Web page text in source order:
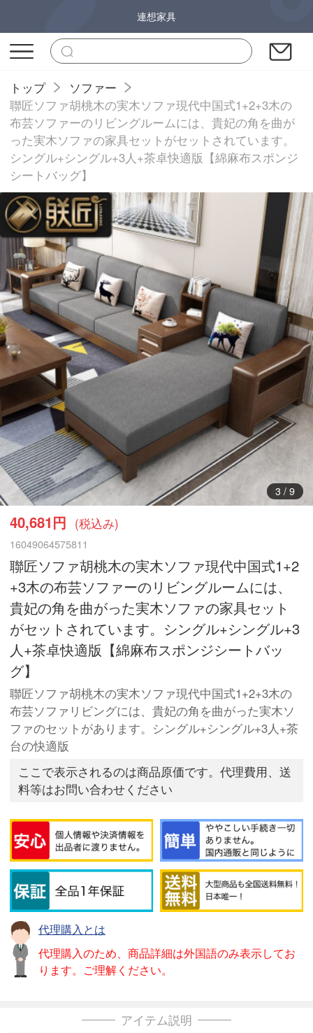
連想家具
トップ
ソファー
聯匠ソファ胡桃木の実木ソファ現代中国式1+2+3木の
布芸ソファーのリビングルームには、貴妃の角を曲が
った実木ソファの家具セットがセットされています。
シングル+シングル+3人+茶卓快適版【綿麻布スポンジ
シートバッグ】
4/ 9
40,681円 (税込み)
16049064575811
聯匠ソファ胡桃木の実木ソファ現代中国式1+2
+3木の布芸ソファーのリビングルームには、
貴妃の角を曲がった実木ソファの家具セット
がセットされています。シングル+シングル+3
人+茶卓快適版【綿麻布スポンジシートバッ
グ】
聯匠ソファ胡桃木の実木ソファ現代中国式1+2+3木の
布芸ソファリビングには、貴妃の角を曲がった実木ソ
ファのセットがあります。シングル+シングル+3人+茶
台の快適版
ここで表示されるのは商品原価です。代理費用、送
料等はお問い合わせください
代理購入とは
代理購入のため、商品詳細は外国語のみ表示してお
ります。ご理解ください。
アイテム説明